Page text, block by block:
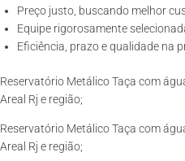
Preço justo, buscando melhor
Equipe rigorosamente
Eficiência, prazo e qualidade na
Reservatório Metálico Taça com
Areal Rj e região;
Reservatório Metálico Taça com
Areal Rj e região;